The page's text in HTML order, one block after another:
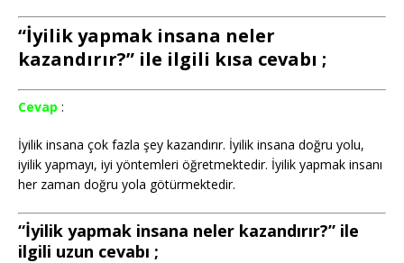
“İyilik yapmak insana neler
kazandırır?” ile ilgili kısa cevabı ;
Cevap :
İyilik insana çok fazla şey kazandırır. İyilik insana doğru yolu,
iyilik yapmayı, iyi yöntemleri öğretmektedir. İyilik yapmak insanı
her zaman doğru yola götürmektedir.
“İyilik yapmak insana neler kazandırır?” ile
ilgili uzun cevabı ;